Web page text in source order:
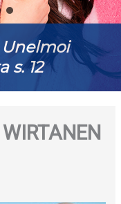
s. 12